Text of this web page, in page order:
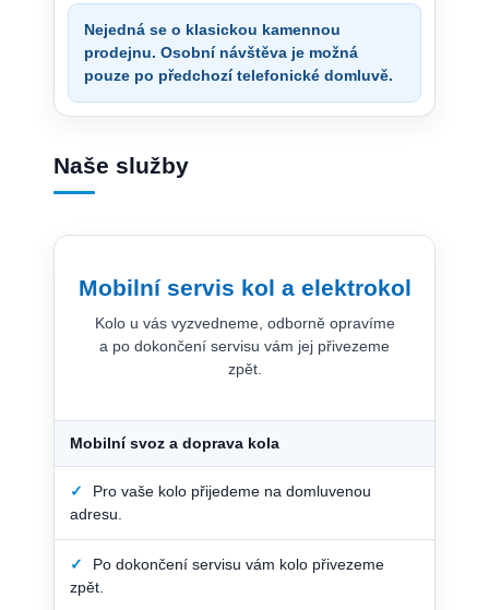
Nejedná se o klasickou kamennou
prodejnu. Osobní návštěva je možná
pouze po předchozí telefonické domluvě.
Naše služby
Mobilní servis kol a elektrokol
Kolo u vás vyzvedneme, odborně opravíme
a po dokončení servisu vám jej přivezeme
zpět.
Mobilní svoz a doprava kola
✓
Pro vaše kolo přijedeme na domluvenou
adresu.
✓
Po dokončení servisu vám kolo přivezeme
zpět.